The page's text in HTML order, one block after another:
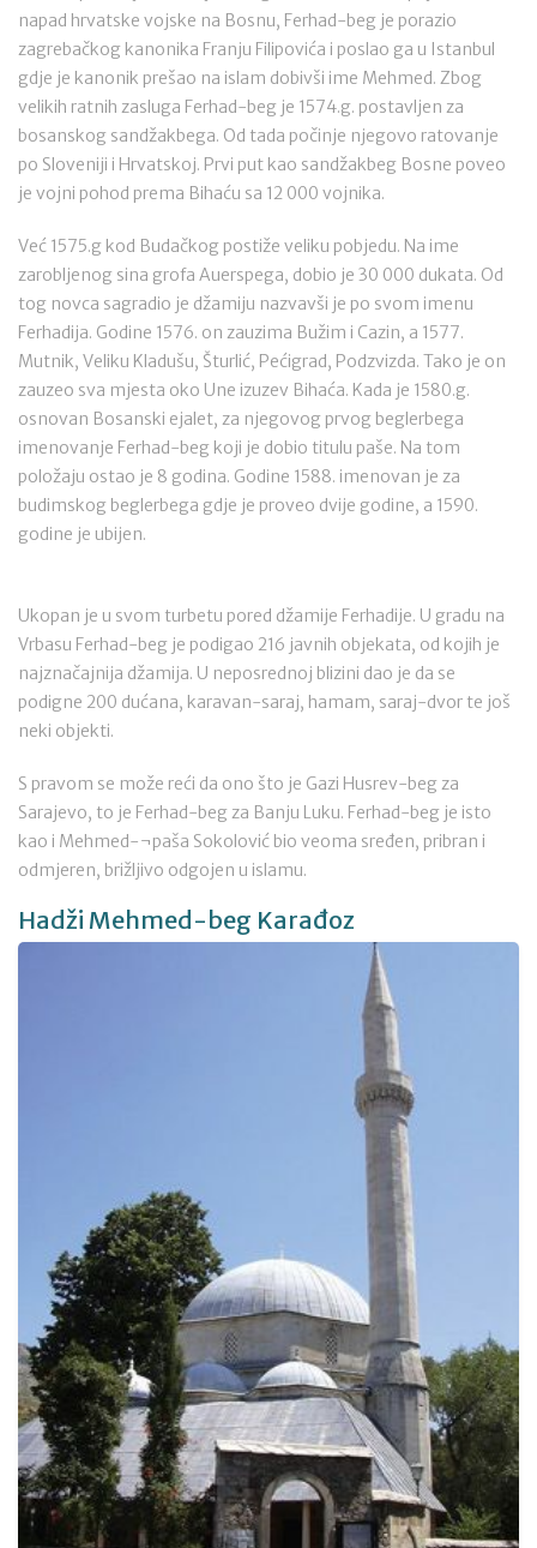
napad hrvatske vojske na Bosnu, Ferhad-beg je porazio
zagrebačkog kanonika Franju Filipovića i poslao ga u Istanbul
gdje je kanonik prešao na islam dobivši ime Mehmed. Zbog
velikih ratnih zasluga Ferhad-beg je 1574.g. postavljen za
bosanskog sandžakbega. Od tada počinje njegovo ratovanje
po Sloveniji i Hrvatskoj. Prvi put kao sandžakbeg Bosne poveo
je vojni pohod prema Bihaću sa 12 000 vojnika.
Već 1575.g kod Budačkog postiže veliku pobjedu. Na ime
zarobljenog sina grofa Auerspega, dobio je 30 000 dukata. Od
tog novca sagradio je džamiju nazvavši je po svom imenu
Ferhadija. Godine 1576. on zauzima Bužim i Cazin, a 1577.
Mutnik, Veliku Kladušu, Šturlić, Pećigrad, Podzvizda. Tako je on
zauzeo sva mjesta oko Une izuzev Bihaća. Kada je 1580.g.
osnovan Bosanski ejalet, za njegovog prvog beglerbega
imenovanje Ferhad-beg koji je dobio titulu paše. Na tom
položaju ostao je 8 godina. Godine 1588. imenovan je za
budimskog beglerbega gdje je proveo dvije godine, a 1590.
godine je ubijen.
Ukopan je u svom turbetu pored džamije Ferhadije. U gradu na
Vrbasu Ferhad-beg je podigao 216 javnih objekata, od kojih je
najznačajnija džamija. U neposrednoj blizini dao je da se
podigne 200 dućana, karavan-saraj, hamam, saraj-dvor te još
neki objekti.
S pravom se može reći da ono što je Gazi Husrev-beg za
Sarajevo, to je Ferhad-beg za Banju Luku. Ferhad-beg je isto
kao i Mehmed-¬paša Sokolović bio veoma sređen, pribran i
odmjeren, brižljivo odgojen u islamu.
Hadži Mehmed-beg Karađoz